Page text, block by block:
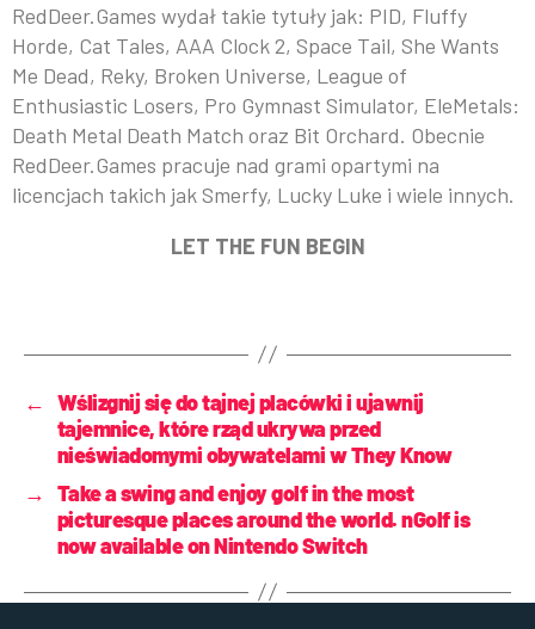
RedDeer.Games wydał takie tytuły jak: PID, Fluffy
Horde, Cat Tales, AAA Clock 2, Space Tail, She Wants
Me Dead, Reky, Broken Universe, League of
Enthusiastic Losers, Pro Gymnast Simulator, EleMetals:
Death Metal Death Match oraz Bit Orchard. Obecnie
RedDeer.Games pracuje nad grami opartymi na
licencjach takich jak Smerfy, Lucky Luke i wiele innych.
LET THE FUN BEGIN
← Wślizgnij się do tajnej placówki i ujawnij
tajemnice, które rząd ukrywa przed
nieświadomymi obywatelami w They Know
→ Take a swing and enjoy golf in the most
picturesque places around the world. nGolf is
now available on Nintendo Switch